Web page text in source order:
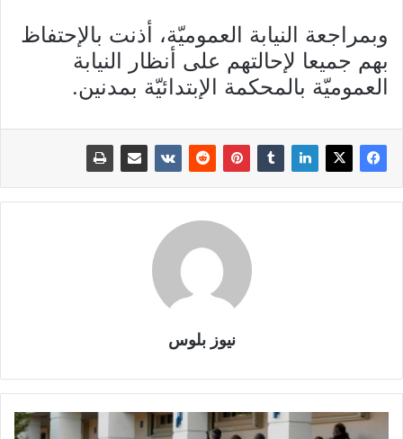
وبمراجعة النيابة العموميّة، أذنت بالإحتفاظ
بهم جميعا لإحالتهم على أنظار النيابة
العموميّة بالمحكمة الإبتدائيّة بمدنين.
نيوز بلوس